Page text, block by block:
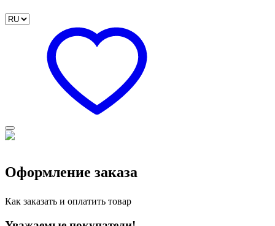
Оформление заказа
Как заказать и оплатить товар